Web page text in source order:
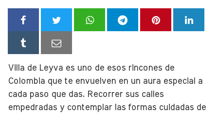
Villa de Leyva es uno de esos rincones de
Colombia que te envuelven en un aura especial a
cada paso que das. Recorrer sus calles
empedradas y contemplar las formas cuidadas de